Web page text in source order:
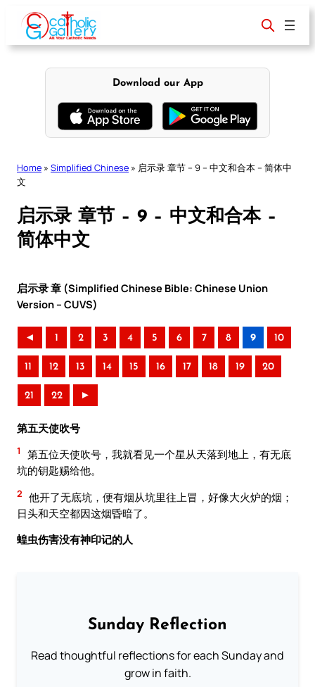
content
Download our App
Home » Simplified Chinese » 启示录 章节 – 9 – 中文和合本 – 简体中
文
启示录 章节 – 9 – 中文和合本 –
简体中文
启示录 章 (Simplified Chinese Bible: Chinese Union
Version – CUVS)
◄ 1 2 3 4 5 6 7 8 9 10
11 12 13 14 15 16 17 18 19 20
21 22 ►
第五天使吹号
1
第五位天使吹号，我就看见一个星从天落到地上，有无底
坑的钥匙赐给他。
2 他开了无底坑，便有烟从坑里往上冒，好像大火炉的烟；
日头和天空都因这烟昏暗了。
蝗虫伤害没有神印记的人
Sunday Reflection
Read thoughtful reflections for each Sunday and
grow in faith.